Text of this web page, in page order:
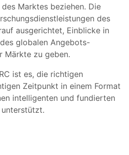
Marktes beziehen. Die
des
ausgerichtet, Einblicke in
globalen Angebots-
Märkte zu geben.
ist es, die richtigen
Zeitpunkt in einem Format
intelligenten und fundierten